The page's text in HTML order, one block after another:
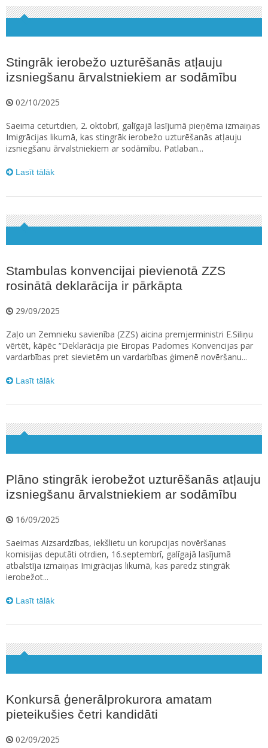
Stingrāk ierobežo uzturēšanās atļauju
izsniegšanu ārvalstniekiem ar sodāmību
02/10/2025
Saeima ceturtdien, 2. oktobrī, galīgajā lasījumā pieņēma izmaiņas
Imigrācijas likumā, kas stingrāk ierobežo uzturēšanās atļauju
izsniegšanu ārvalstniekiem ar sodāmību. Patlaban...
Lasīt tālāk
Stambulas konvencijai pievienotā ZZS
rosinātā deklarācija ir pārkāpta
29/09/2025
Zaļo un Zemnieku savienība (ZZS) aicina premjerministri E.Siliņu
vērtēt, kāpēc “Deklarācija pie Eiropas Padomes Konvencijas par
vardarbības pret sievietēm un vardarbības ģimenē novēršanu...
Lasīt tālāk
Plāno stingrāk ierobežot uzturēšanās atļauju
izsniegšanu ārvalstniekiem ar sodāmību
16/09/2025
Saeimas Aizsardzības, iekšlietu un korupcijas novēršanas
komisijas deputāti otrdien, 16.septembrī, galīgajā lasījumā
atbalstīja izmaiņas Imigrācijas likumā, kas paredz stingrāk
ierobežot...
Lasīt tālāk
Konkursā ģenerālprokurora amatam
pieteikušies četri kandidāti
02/09/2025